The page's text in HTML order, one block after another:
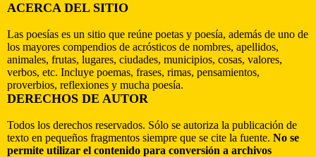
ACERCA DEL SITIO
Las poesías es un sitio que reúne poetas y poesía, además de uno de
los mayores compendios de acrósticos de nombres, apellidos,
animales, frutas, lugares, ciudades, municipios, cosas, valores,
verbos, etc. Incluye poemas, frases, rimas, pensamientos,
proverbios, reflexiones y mucha poesía.
DERECHOS DE AUTOR
Todos los derechos reservados. Sólo se autoriza la publicación de
texto en pequeños fragmentos siempre que se cite la fuente. No se
permite utilizar el contenido para conversión a archivos